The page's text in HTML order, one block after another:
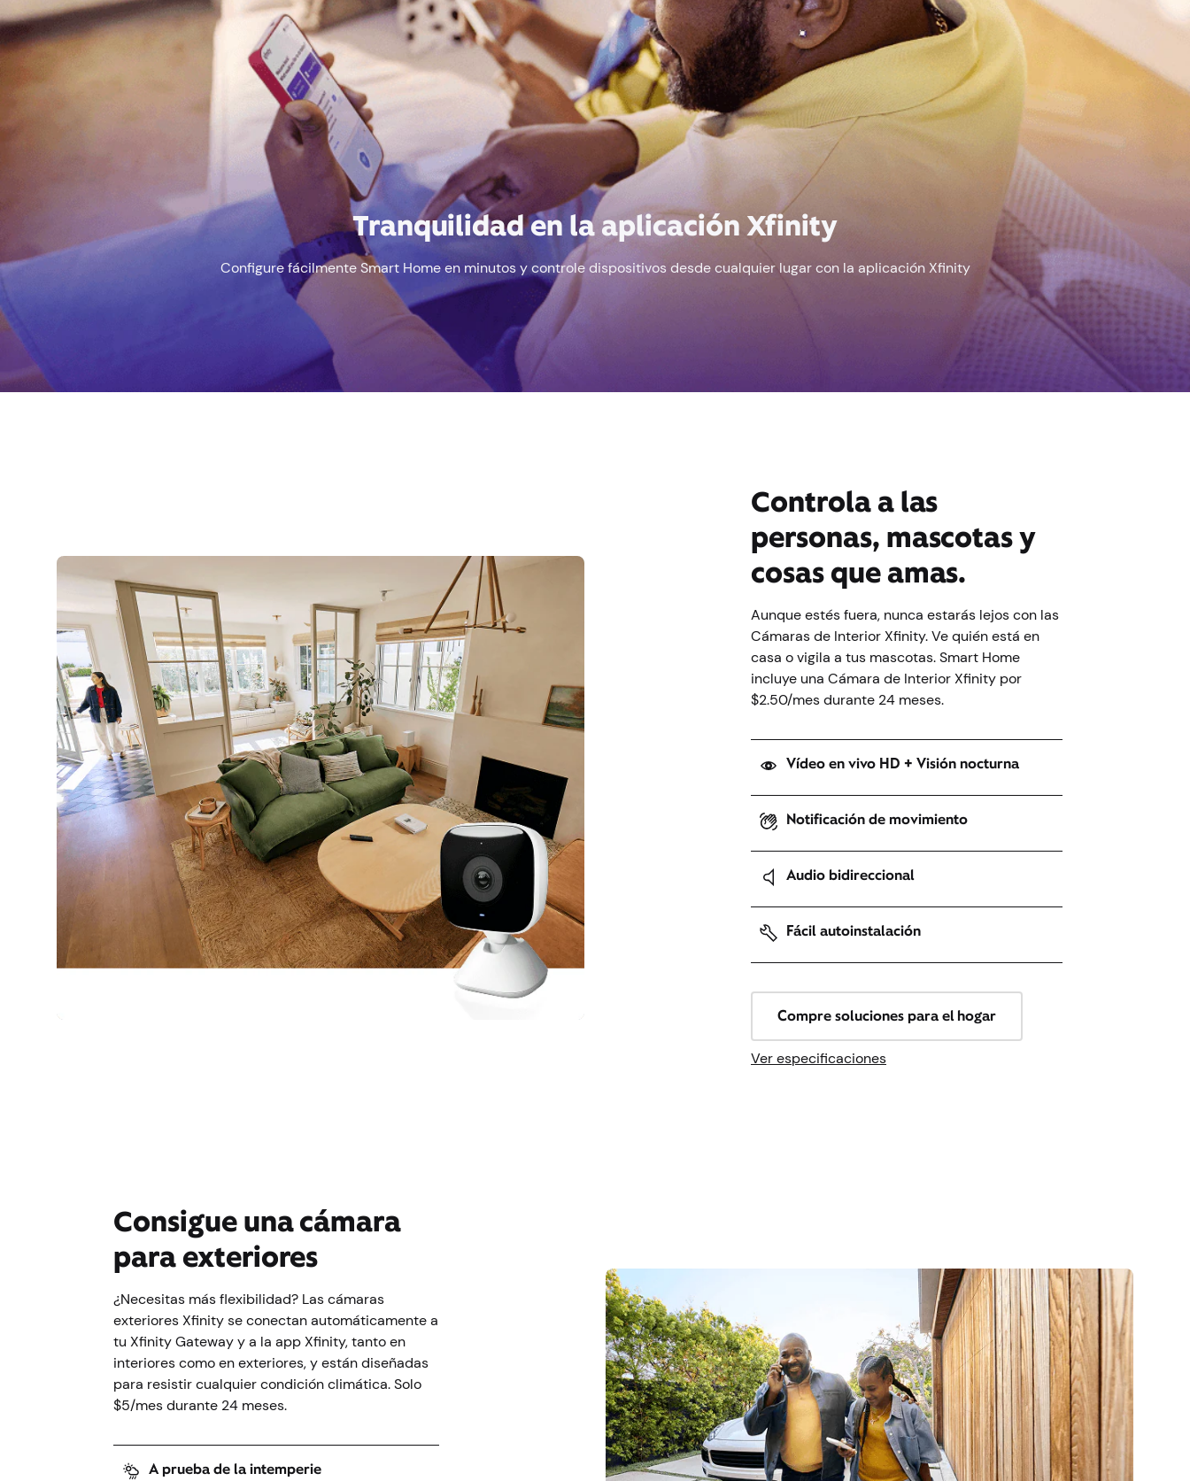
Tranquilidad en la aplicación Xfinity
Configure fácilmente Smart Home en minutos y controle dispositivos desde cualquier lugar con la aplicación Xfinity
Controla a las
personas, mascotas y
cosas que amas.
Aunque estés fuera, nunca estarás lejos con las
Cámaras de Interior Xfinity. Ve quién está en
casa o vigila a tus mascotas. Smart Home
incluye una Cámara de Interior Xfinity por
$2.50/mes durante 24 meses.
Vídeo en vivo HD + Visión nocturna
Notificación de movimiento
Audio bidireccional
Fácil autoinstalación
Compre soluciones para el hogar
Ver especificaciones
Consigue una cámara
para exteriores
¿Necesitas más flexibilidad? Las cámaras
exteriores Xfinity se conectan automáticamente a
tu Xfinity Gateway y a la app Xfinity, tanto en
interiores como en exteriores, y están diseñadas
para resistir cualquier condición climática. Solo
$5/mes durante 24 meses.
A prueba de la intemperie